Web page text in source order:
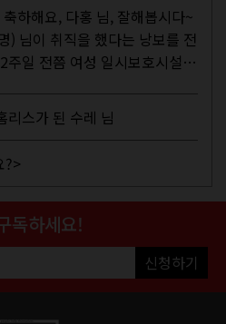
하해요, 다홍 님, 잘해봅시다~
) 님이 취직을 했다는 낭보를 전
주일 전쯤 여성 일시보호시설에
늘이 마지막이에요, 이렇게 인사
셨던...
리스가 된 수레 님
?>
독하세요!
신청하기